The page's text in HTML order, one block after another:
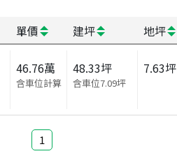
單價 建坪 地坪
46.76萬
含車位計算
48.33坪
含車位7.09坪
7.63坪
1